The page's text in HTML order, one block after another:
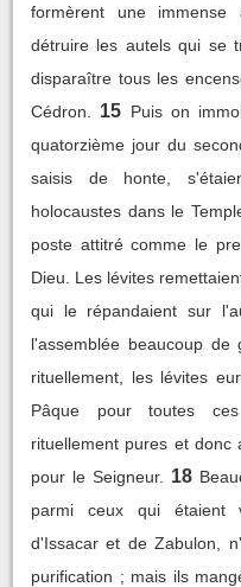
formèrent une immense
détruire les autels qui se
disparaître tous les
Cédron.
15 Puis on
quatorzième jour du
saisis de honte,
holocaustes dans le
poste attitré comme le
Dieu. Les lévites
qui le répandaient sur
l'assemblée beaucoup
rituellement, les lévites
Pâque pour toutes
rituellement pures et donc
pour le Seigneur.
18
parmi ceux qui étaient
d'Issacar et de Zabulon,
purification ; mais ils